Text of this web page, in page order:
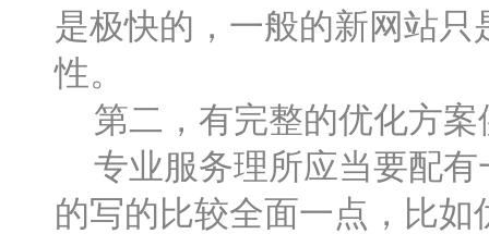
是极快的，一般的新网站
性。
第二，有完整的优化方案
专业服务理所应当要配有
的写的比较全面一点，比